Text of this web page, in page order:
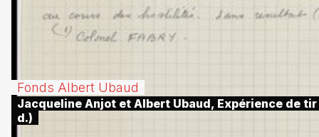
Fonds Albert Ubaud
Jacqueline Anjot et Albert Ubaud, Expérience de tir
d.)